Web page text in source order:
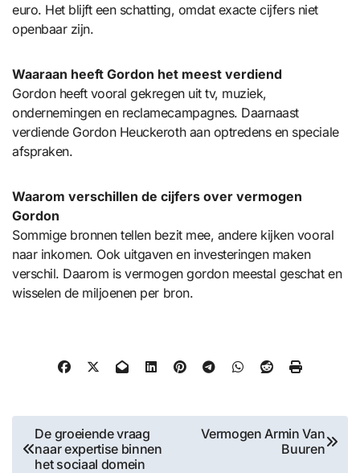
euro. Het blijft een schatting, omdat exacte cijfers niet
openbaar zijn.
Waaraan heeft Gordon het meest verdiend
Gordon heeft vooral gekregen uit tv, muziek,
ondernemingen en reclamecampagnes. Daarnaast
verdiende Gordon Heuckeroth aan optredens en speciale
afspraken.
Waarom verschillen de cijfers over vermogen
Gordon
Sommige bronnen tellen bezit mee, andere kijken vooral
naar inkomen. Ook uitgaven en investeringen maken
verschil. Daarom is vermogen gordon meestal geschat en
wisselen de miljoenen per bron.
Bericht
navigatie
De groeiende vraag
naar expertise binnen
het sociaal domein
Vermogen Armin Van
Buuren